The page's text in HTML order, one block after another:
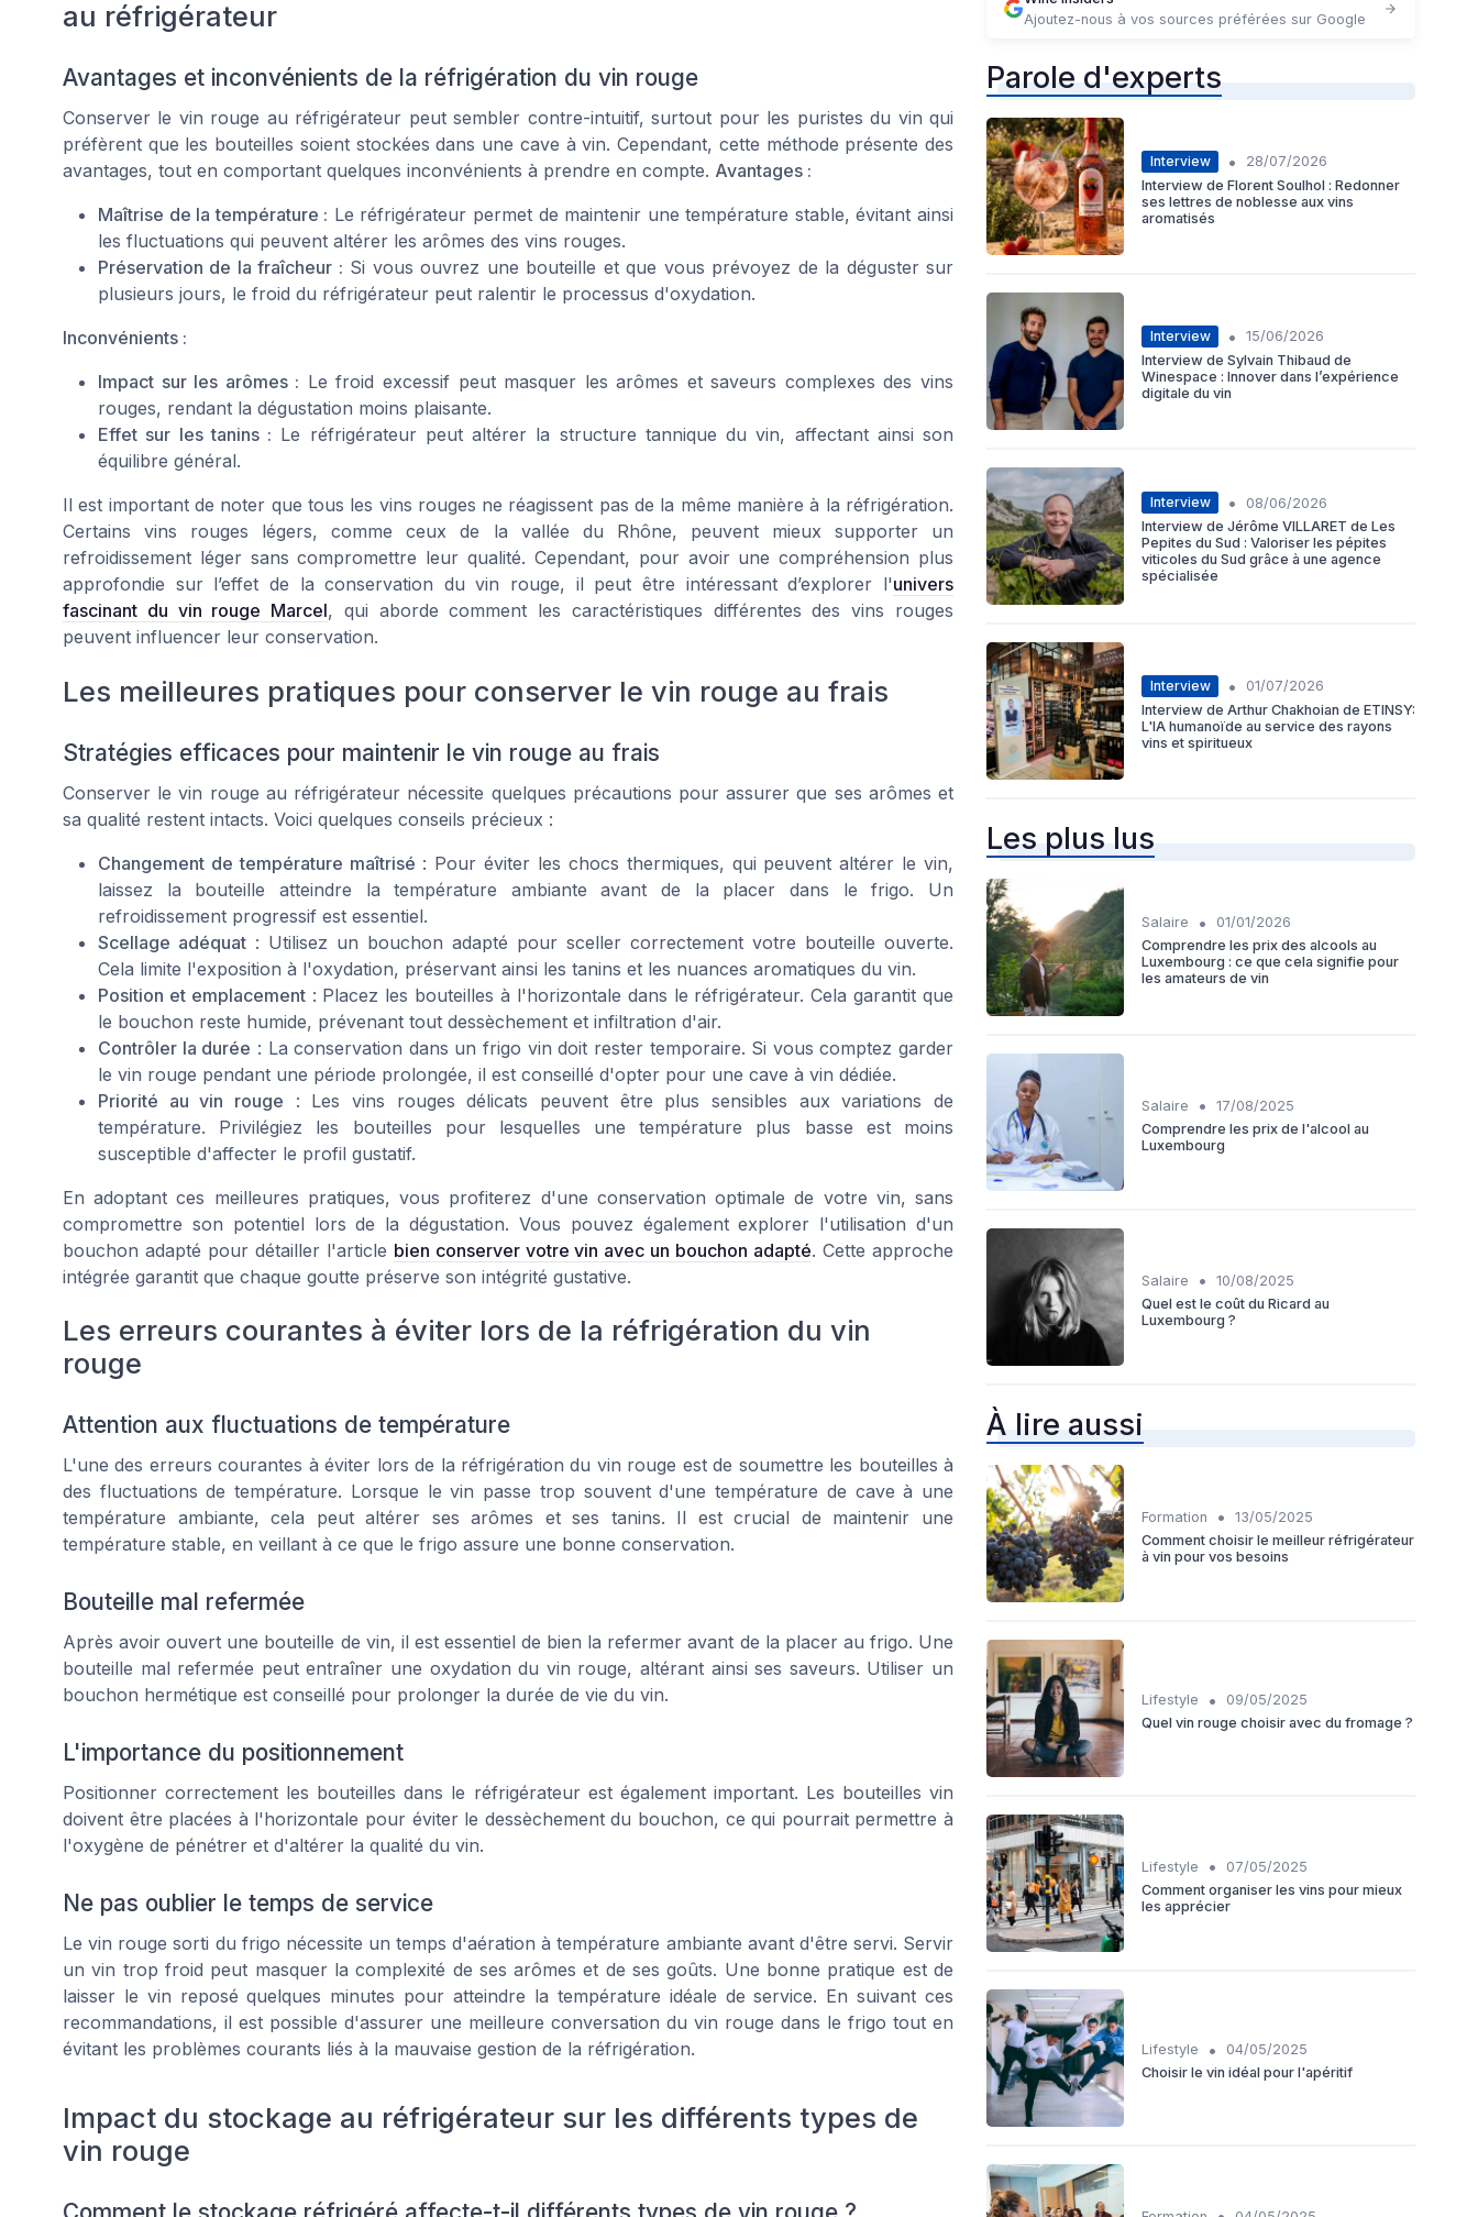
au réfrigérateur
Avantages et inconvénients de la réfrigération du vin rouge
Conserver le vin rouge au réfrigérateur peut sembler contre-intuitif, surtout pour les puristes du vin qui
préfèrent que les bouteilles soient stockées dans une cave à vin. Cependant, cette méthode présente des
avantages, tout en comportant quelques inconvénients à prendre en compte. Avantages :
Maîtrise de la température : Le réfrigérateur permet de maintenir une température stable, évitant ainsi
les fluctuations qui peuvent altérer les arômes des vins rouges.
Préservation de la fraîcheur : Si vous ouvrez une bouteille et que vous prévoyez de la déguster sur
plusieurs jours, le froid du réfrigérateur peut ralentir le processus d'oxydation.
Inconvénients :
Impact sur les arômes : Le froid excessif peut masquer les arômes et saveurs complexes des vins
rouges, rendant la dégustation moins plaisante.
Effet sur les tanins : Le réfrigérateur peut altérer la structure tannique du vin, affectant ainsi son
équilibre général.
Il est important de noter que tous les vins rouges ne réagissent pas de la même manière à la réfrigération.
Certains vins rouges légers, comme ceux de la vallée du Rhône, peuvent mieux supporter un
refroidissement léger sans compromettre leur qualité. Cependant, pour avoir une compréhension plus
approfondie sur l’effet de la conservation du vin rouge, il peut être intéressant d’explorer l'univers
fascinant du vin rouge Marcel, qui aborde comment les caractéristiques différentes des vins rouges
peuvent influencer leur conservation.
Les meilleures pratiques pour conserver le vin rouge au frais
Stratégies efficaces pour maintenir le vin rouge au frais
Conserver le vin rouge au réfrigérateur nécessite quelques précautions pour assurer que ses arômes et
sa qualité restent intacts. Voici quelques conseils précieux :
Changement de température maîtrisé : Pour éviter les chocs thermiques, qui peuvent altérer le vin,
laissez la bouteille atteindre la température ambiante avant de la placer dans le frigo. Un
refroidissement progressif est essentiel.
Scellage adéquat : Utilisez un bouchon adapté pour sceller correctement votre bouteille ouverte.
Cela limite l'exposition à l'oxydation, préservant ainsi les tanins et les nuances aromatiques du vin.
Position et emplacement: Placez les bouteilles à l'horizontale dans le réfrigérateur. Cela garantit que
le bouchon reste humide, prévenant tout dessèchement et infiltration d'air.
Contrôler la durée : La conservation dans un frigo vin doit rester temporaire. Si vous comptez garder
le vin rouge pendant une période prolongée, il est conseillé d'opter pour une cave à vin dédiée.
Priorité au vin rouge : Les vins rouges délicats peuvent être plus sensibles aux variations de
température. Privilégiez les bouteilles pour lesquelles une température plus basse est moins
susceptible d'affecter le profil gustatif.
En adoptant ces meilleures pratiques, vous profiterez d'une conservation optimale de votre vin, sans
compromettre son potentiel lors de la dégustation. Vous pouvez également explorer l'utilisation d'un
bouchon adapté pour détailler l'article bien conserver votre vin avec un bouchon adapté. Cette approche
intégrée garantit que chaque goutte préserve son intégrité gustative.
Les erreurs courantes à éviter lors de la réfrigération du vin
rouge
Attention aux fluctuations de température
L'une des erreurs courantes à éviter lors de la réfrigération du vin rouge est de soumettre les bouteilles à
des fluctuations de température. Lorsque le vin passe trop souvent d'une température de cave à une
température ambiante, cela peut altérer ses arômes et ses tanins. Il est crucial de maintenir une
température stable, en veillant à ce que le frigo assure une bonne conservation.
Bouteille mal refermée
Après avoir ouvert une bouteille de vin, il est essentiel de bien la refermer avant de la placer au frigo. Une
bouteille mal refermée peut entraîner une oxydation du vin rouge, altérant ainsi ses saveurs. Utiliser un
bouchon hermétique est conseillé pour prolonger la durée de vie du vin.
L'importance du positionnement
Positionner correctement les bouteilles dans le réfrigérateur est également important. Les bouteilles vin
doivent être placées à l'horizontale pour éviter le dessèchement du bouchon, ce qui pourrait permettre à
l'oxygène de pénétrer et d'altérer la qualité du vin.
Ne pas oublier le temps de service
Le vin rouge sorti du frigo nécessite un temps d'aération à température ambiante avant d'être servi. Servir
un vin trop froid peut masquer la complexité de ses arômes et de ses goûts. Une bonne pratique est de
laisser le vin reposé quelques minutes pour atteindre la température idéale de service. En suivant ces
recommandations, il est possible d'assurer une meilleure conversation du vin rouge dans le frigo tout en
évitant les problèmes courants liés à la mauvaise gestion de la réfrigération.
Impact du stockage au réfrigérateur sur les différents types de
vin rouge
Ajoutez-nous à vos sources préférées sur Google
Parole d'experts
Interview •
28/07/2026
Interview de Florent Soulhol : Redonner
ses lettres de noblesse aux vins
aromatisés
Interview •
15/06/2026
Interview de Sylvain Thibaud de
Winespace : Innover dans l’expérience
digitale du vin
Interview •
08/06/2026
Interview de Jérôme VILLARET de Les
Pepites du Sud : Valoriser les pépites
viticoles du Sud grâce à une agence
spécialisée
Interview •
01/07/2026
Interview de Arthur Chakhoian de ETINSY:
L'IA humanoïde au service des rayons
vins et spiritueux
Les plus lus
Salaire •
01/01/2026
Comprendre les prix des alcools au
Luxembourg : ce que cela signifie pour
les amateurs de vin
Salaire •
17/08/2025
Comprendre les prix de l'alcool au
Luxembourg
Salaire •
10/08/2025
Quel est le coût du Ricard au
Luxembourg ?
À lire aussi
Formation •
13/05/2025
Comment choisir le meilleur réfrigérateur
à vin pour vos besoins
Lifestyle •
09/05/2025
Quel vin rouge choisir avec du fromage ?
Lifestyle •
07/05/2025
Comment organiser les vins pour mieux
les apprécier
Lifestyle •
04/05/2025
Choisir le vin idéal pour l'apéritif